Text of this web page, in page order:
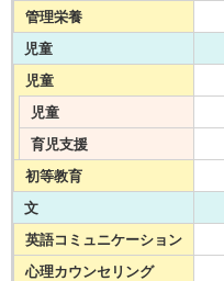
管理栄養
児童
児童
児童
育児支援
初等教育
文
英語コミュニケーション
心理カウンセリング